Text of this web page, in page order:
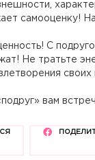
самооценку!
С
Не тратьте
вам